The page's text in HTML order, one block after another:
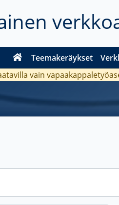
Teemakeräykset
vain